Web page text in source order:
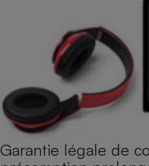
Garantie légale de